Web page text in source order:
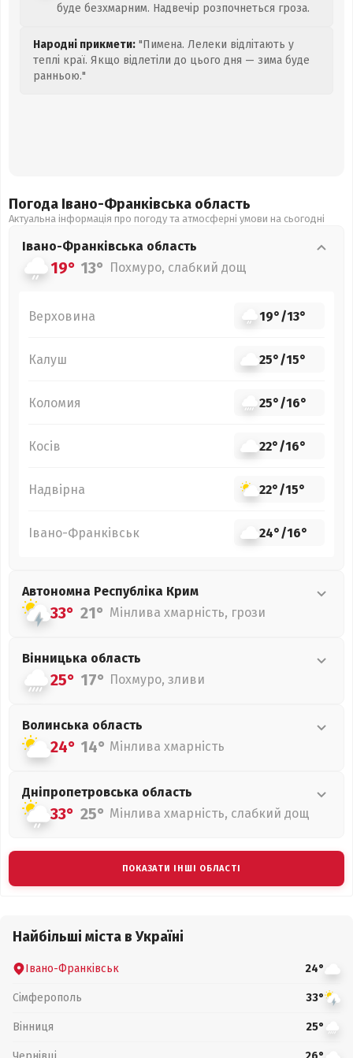
буде безхмарним. Надвечір розпочнеться гроза.
Народні прикмети: "Пимена. Лелеки відлітають у
теплі краї. Якщо відлетіли до цього дня — зима буде
ранньою."
Погода Івано-Франківська область
Актуальна інформація про погоду та атмосферні умови на сьогодні
Івано-Франківська область
19° 13° Похмуро, слабкий дощ
Верховина 19°/13°
Калуш 25°/15°
Коломия 25°/16°
Косів 22°/16°
Надвірна 22°/15°
Івано-Франківськ 24°/16°
Автономна Республіка Крим
33° 21° Мінлива хмарність, грози
Вінницька область
25° 17° Похмуро, зливи
Волинська область
24° 14° Мінлива хмарність
Дніпропетровська область
33° 25° Мінлива хмарність, слабкий дощ
ПОКАЗАТИ ІНШІ ОБЛАСТІ
Найбільші міста в Україні
Івано-Франківськ 24°
Сімферополь 33°
Вінниця 25°